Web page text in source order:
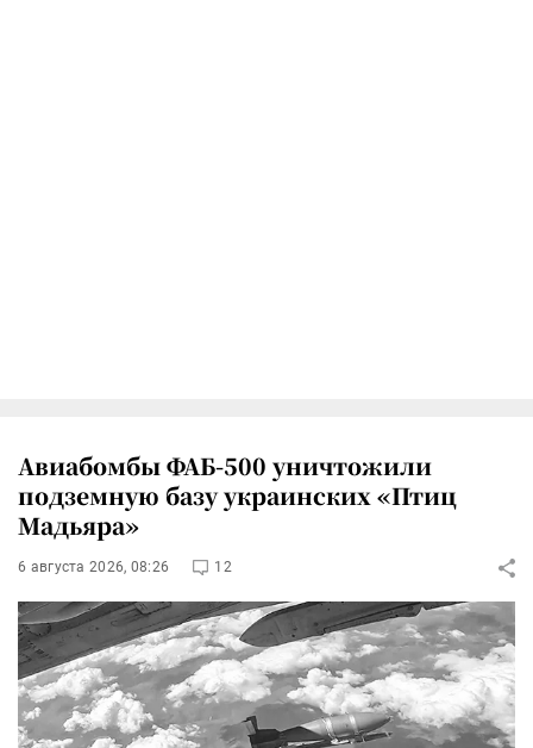
Авиабомбы ФАБ-500 уничтожили
подземную базу украинских «Птиц
Мадьяра»
6 августа 2026, 08:26 12